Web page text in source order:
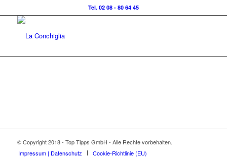
Tel. 02 08 - 80 64 45
© Copyright 2018 - Top Tipps GmbH - Alle Rechte vorbehalten.
Impressum | Datenschutz
Cookie-Richtlinie (EU)